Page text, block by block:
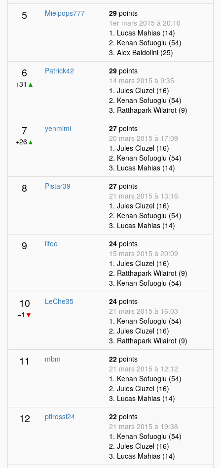
5 Mielpops777 29 points
1er mars 2015 à 20:10
1. Lucas Mahias (14)
2. Kenan Sofuoglu (54)
3. Alex Baldolini (25)
6
+31 ▲
Patrick42 29 points
14 mars 2015 à 9:35
1. Jules Cluzel (16)
2. Kenan Sofuoglu (54)
3. Ratthapark Wilairot (9)
7
+26▲
yenmimi 27 points
20 mars 2015 à 17:09
1. Jules Cluzel (16)
2. Kenan Sofuoglu (54)
3. Lucas Mahias (14)
8 Pistar39 27 points
21 mars 2015 à 13:16
1. Jules Cluzel (16)
2. Kenan Sofuoglu (54)
3. Lucas Mahias (14)
9 lifoo 24 points
15 mars 2015 à 20:09
1. Jules Cluzel (16)
2. Ratthapark Wilairot (9)
3. Kenan Sofuoglu (54)
10
−1 ▼
LeChe35 24 points
21 mars 2015 à 16:03
1. Kenan Sofuoglu (54)
2. Jules Cluzel (16)
3. Ratthapark Wilairot (9)
11 mbm 22 points
21 mars 2015 à 12:12
1. Kenan Sofuoglu (54)
2. Jules Cluzel (16)
3. Lucas Mahias (14)
12 ptirossi24 22 points
21 mars 2015 à 19:36
1. Kenan Sofuoglu (54)
2. Jules Cluzel (16)
3. Lucas Mahias (14)